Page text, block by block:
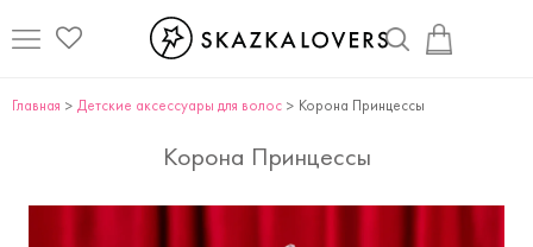
Главная Детские аксессуары для волоc Корона Принцессы
Корона Принцессы